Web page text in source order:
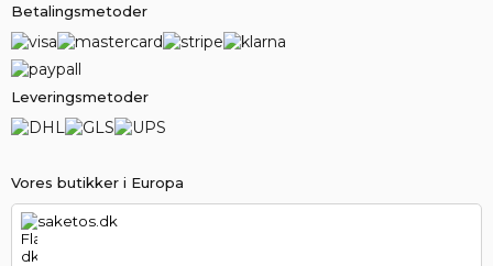
Vores butikker i Europa
saketos.dk
Betalingsmetoder
Leveringsmetoder